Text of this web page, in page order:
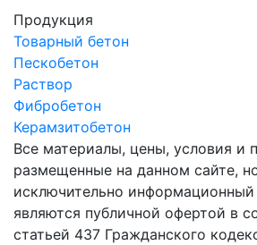
Продукция
Товарный бетон
Пескобетон
Раствор
Фибробетон
Керамзитобетон
Все материалы, цены, условия и
размещенные на данном сайте,
исключительно информационный
являются публичной офертой в
статьей 437 Гражданского